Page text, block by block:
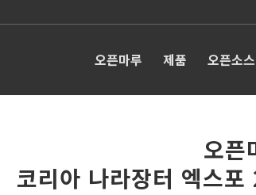
오픈마루 제품 오픈소스
오픈
코리아 나라장터 엑스